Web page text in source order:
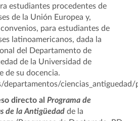
estudiantes procedentes de
de la Unión Europea y,
para estudiantes de
latinoamericanos, dada la
del Departamento de
de la Universidad de
de su docencia.
departamentos/
directo al Programa de
de la Antigüedad de la